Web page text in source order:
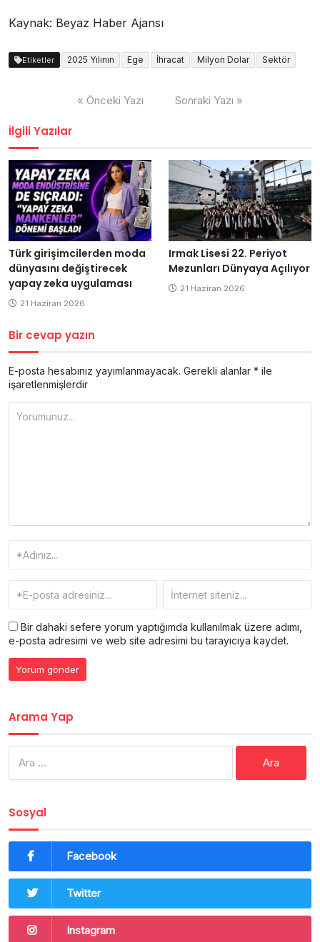
Kaynak: Beyaz Haber Ajansı
Etiketler 2025 Yılının Ege İhracat Milyon Dolar Sektör
« Önceki Yazı Sonraki Yazı »
İlgili Yazılar
Türk girişimcilerden moda
dünyasını değiştirecek
yapay zeka uygulaması
21 Haziran 2026
Irmak Lisesi 22. Periyot
Mezunları Dünyaya Açılıyor
21 Haziran 2026
Bir cevap yazın
E-posta hesabınız yayımlanmayacak. Gerekli alanlar * ile
işaretlenmişlerdir
Bir dahaki sefere yorum yaptığımda kullanılmak üzere adımı,
e-posta adresimi ve web site adresimi bu tarayıcıya kaydet.
Arama Yap
Sosyal
Facebook
Twitter
Instagram